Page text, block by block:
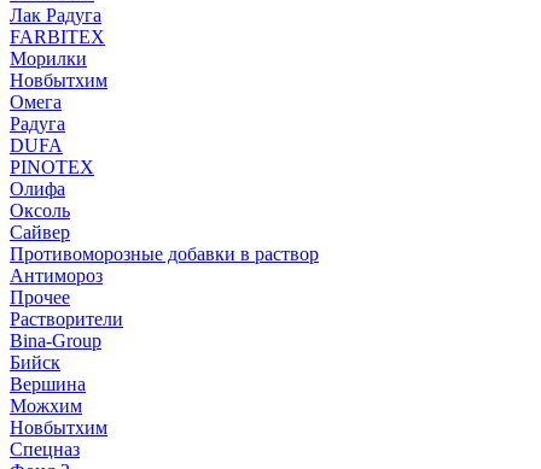
Лак Радуга
FARBITEX
Морилки
Новбытхим
Омега
Радуга
DUFA
PINOTEX
Олифа
Оксоль
Сайвер
Противоморозные добавки в раствор
Антимороз
Прочее
Растворители
Bina-Group
Бийск
Вершина
Можхим
Новбытхим
Спецназ